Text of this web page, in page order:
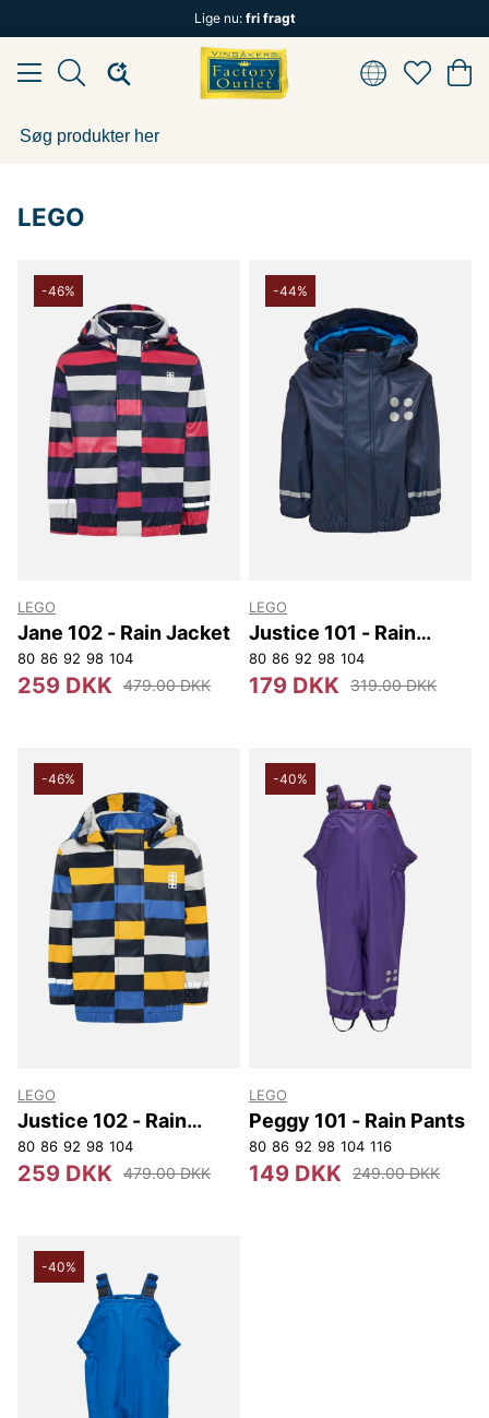
Lige nu: fri fragt
LEGO
-46%
LEGO
Jane 102 - Rain Jacket
80 86 92 98 104
259 DKK 479.00 DKK
-44%
LEGO
Justice 101 - Rain
Jacket
80 86 92 98 104
179 DKK 319.00 DKK
-46%
LEGO
Justice 102 - Rain
Jacket
80 86 92 98 104
259 DKK 479.00 DKK
-40%
LEGO
Peggy 101 - Rain Pants
80 86 92 98 104 116
149 DKK 249.00 DKK
-40%